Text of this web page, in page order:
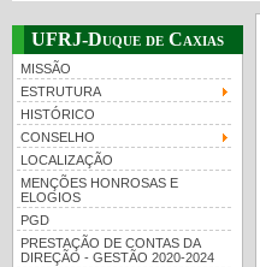
UFRJ-Duque de Caxias
MISSÃO
ESTRUTURA
HISTÓRICO
CONSELHO
LOCALIZAÇÃO
MENÇÕES HONROSAS E
ELOGIOS
PGD
PRESTAÇÃO DE CONTAS DA
DIREÇÃO - GESTÃO 2020-2024